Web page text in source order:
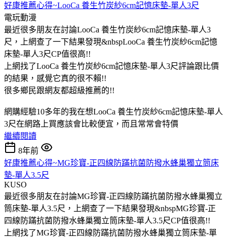
好康推薦心得~LooCa 養生竹炭紗6cm記憶床墊-單人3尺
電玩動漫
最近很多朋友在討論LooCa 養生竹炭紗6cm記憶床墊-單人3
尺，上網查了一下結果發現&nbspLooCa 養生竹炭紗6cm記憶
床墊-單人3尺CP值很高!!
上網找了LooCa 養生竹炭紗6cm記憶床墊-單人3尺評論跟比價
的結果，感覺它真的很不賴!!
很多鄉民跟網友都超級推薦的!!
網購經驗10多年的我在想LooCa 養生竹炭紗6cm記憶床墊-單人
3尺在網路上買應該會比較便宜，而且常常會特價
繼續閱讀
8年前
好康推薦心得~MG珍寶-正四線防蹣抗菌防撥水蜂巢獨立筒床
墊-單人3.5尺
KUSO
最近很多朋友在討論MG珍寶-正四線防蹣抗菌防撥水蜂巢獨立
筒床墊-單人3.5尺，上網查了一下結果發現&nbspMG珍寶-正
四線防蹣抗菌防撥水蜂巢獨立筒床墊-單人3.5尺CP值很高!!
上網找了MG珍寶-正四線防蹣抗菌防撥水蜂巢獨立筒床墊-單